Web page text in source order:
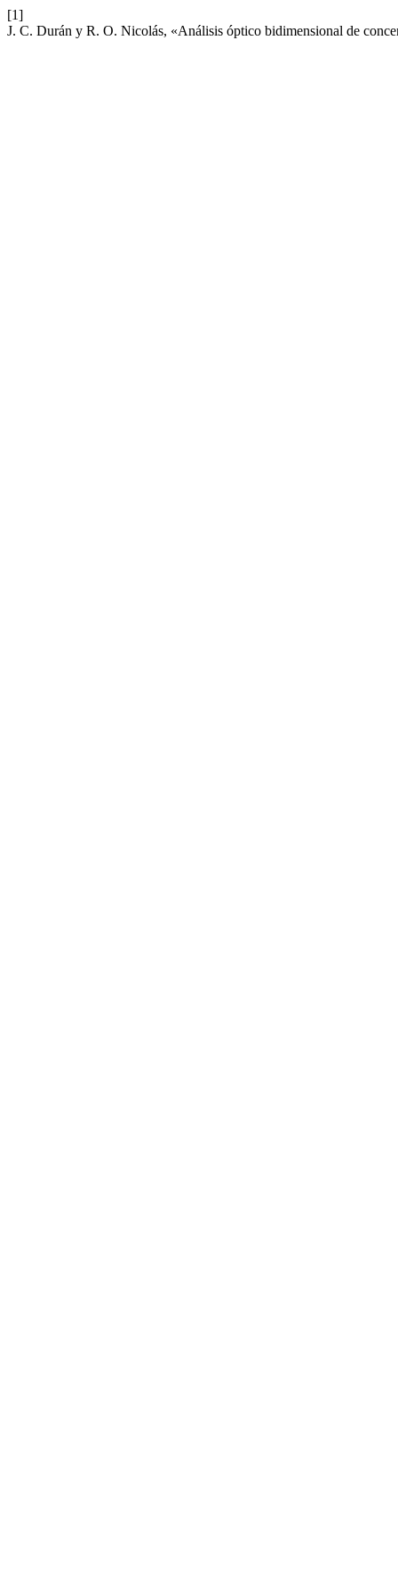
[1]
J. C. Durán y R. O. Nicolás, «Análisis óptico bidimensional de